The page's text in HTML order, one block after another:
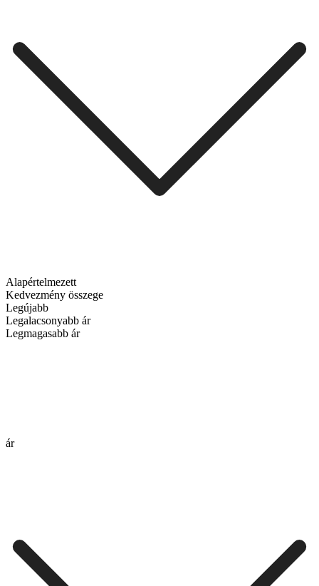
Alapértelmezett
Kedvezmény összege
Legújabb
Legalacsonyabb ár
Legmagasabb ár
ár